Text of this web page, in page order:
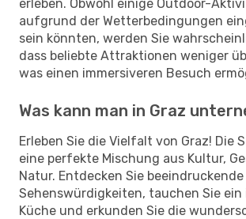
erleben. Obwohl einige Outdoor-
aufgrund der Wetterbedingungen
sein könnten, werden Sie
dass beliebte Attraktionen weniger
was einen immersiveren Besuch
Was kann man in Graz
Erleben Sie die Vielfalt von Graz! Die
eine perfekte Mischung aus Kultur,
Natur. Entdecken Sie beeindruckende
Sehenswürdigkeiten, tauchen Sie ein
Küche und erkunden Sie die